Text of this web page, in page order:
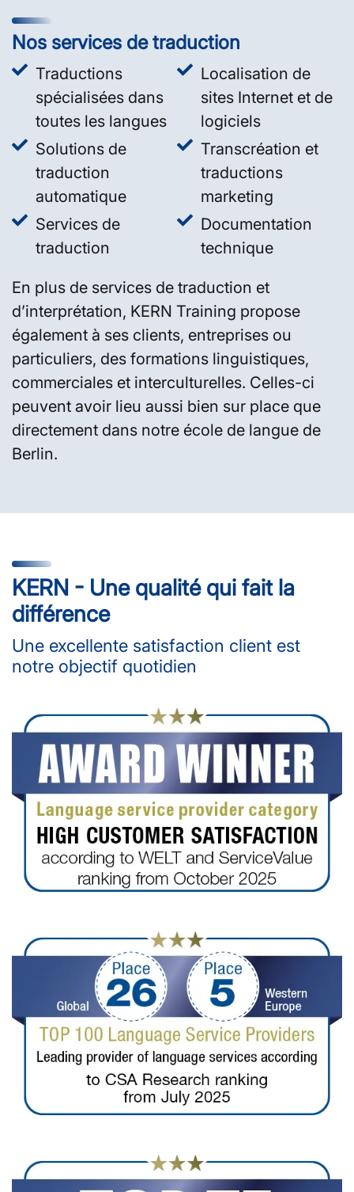
Nos services de traduction
Traductions
spécialisées dans
toutes les langues
Solutions de
traduction
automatique
Services de
traduction
Localisation de
sites Internet et de
logiciels
Transcréation et
traductions
marketing
Documentation
technique
En plus de services de traduction et
d’interprétation, KERN Training propose
également à ses clients, entreprises ou
particuliers, des formations linguistiques,
commerciales et interculturelles. Celles-ci
peuvent avoir lieu aussi bien sur place que
directement dans notre école de langue de
Berlin.
KERN - Une qualité qui fait la
différence
Une excellente satisfaction client est
notre objectif quotidien